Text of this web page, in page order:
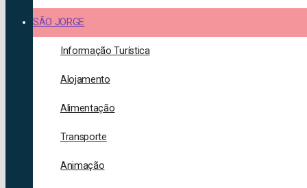
SÃO JORGE
Informação Turística
Alojamento
Alimentação
Transporte
Animação